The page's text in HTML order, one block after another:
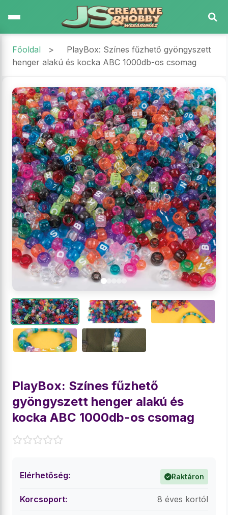
Főoldal >
PlayBox: Színes fűzhető gyöngyszett
henger alakú és kocka ABC 1000db-os csomag
PlayBox: Színes fűzhető
gyöngyszett henger alakú és
kocka ABC 1000db-os csomag
Elérhetőség: Raktáron
Korcsoport: 8 éves kortól